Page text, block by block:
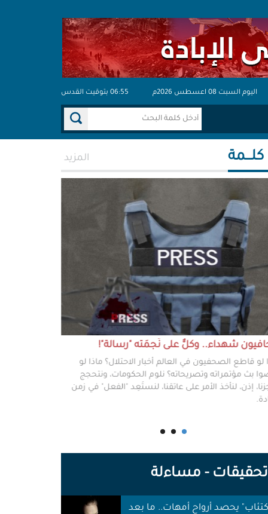
اليوم السبت 08 اعسطس 2026م 06:55 بتوقيت القدس
كلـــمة المزيد
شهداء.. وكلٌّ على نَجمَته "رسالة"!
لو قاطع الصحفيون في العالم أخبار الاحتلال؟ ماذا لو
بث مؤتمراته وتصريحاته؟ نلوم الحكومات، ونتحجج
إذن، لنأخذ الأمر على عاتقنا، لنستَعِد "الفعل" في زمن
تحقيقات - مساءلة
يحصد أرواح أمهات.. ما بعد